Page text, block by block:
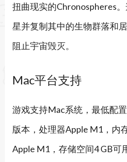
扭曲现实的Chronospheres
星并复制其中的生物群落和
阻止宇宙毁灭。
Mac平台支持
游戏支持Mac系统，最低配
版本，处理器Apple M1，内
Apple M1，存储空间4 GB可